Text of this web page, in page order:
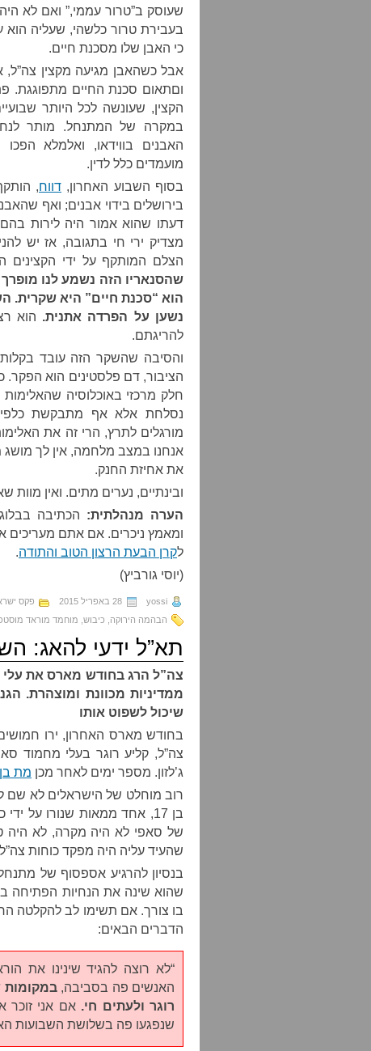
שעוסק ב”טרור עממי,” ואם לא
בעבירת טרור כלשהי, שעליה הוא
כי האבן שלו מסכנת חיים.
אבל כשהאבן מגיעה מקצין
וםתאום סכנת החיים
הקצין, שעונשה לכל היותר
במקרה של המתנחל. מותר
האבנים בווידאו, ואלמלא הפכו
מועמדים כלל לדין.
בסוף השבוע האחרון, דווח,
בירושלים בידוי אבנים; ואף
דעתו שהוא אמור היה לירות
מצדיק ירי חי בתגובה, אז יש
הצלם המותקף על ידי הקצינים
שהסנאריו הזה נשמע לנו
הוא “סכנת חיים” היא שקרית.
נשען על הפרדה אתנית. הוא
להריגתם.
והסיבה שהשקר הזה עובד
הציבור, דם פלסטינים הוא הפקר.
חלק מרכזי באוכלוסיה
נסלחת אלא אף מתבקשת
מורגלים לתרץ, הרי זה את
אנחנו במצב מלחמה, אין לך מושג
את אחיזת החנק.
ובינתיים, נערים מתים. ואין מוות
הערה מנהלתית: הכתיבה
ומאמץ ניכרים. אם אתם מעריכים
לקרן הבעת הרצון הטוב והתודה.
(יוסי גורביץ)
yossi 28 באפריל 2015
פקס
הבהמה הירוקה
כיבוש מוחמד מוראד
תא”ל ידעי להאג:
ממדיניות מכוונת ומוצהרת.
שיכול לשפוט אותו
בחודש מארס האחרון, ירו
צה”ל, קליע רוגר בעלי מחמוד
ג’לזון. מספר ימים לאחר מכן מת בן ה-17
רוב מוחלט של הישראלים לא שם
בן 17, אחד ממאות שנורו על
של סאפי לא היה מקרה, לא היה
שהעיד עליה היה מפקד כוחות
בנסיון להרגיע אספסוף של
שהוא שינה את הנחיות הפתיחה
הדברים הבאים:
“לא רוצה להגיד שינינו את
האנשים פה בסביבה,במקומות
רוגר ולעתים חי.
שנפגעו פה בשלושת השבועות